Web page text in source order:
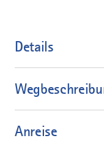
Details
Anreise